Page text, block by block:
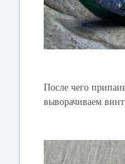
После чего
выворачиваем